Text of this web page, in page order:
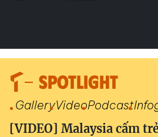
SPOTLIGHT
GalleryVideoPodcast
[VIDEO] Malaysia cấm